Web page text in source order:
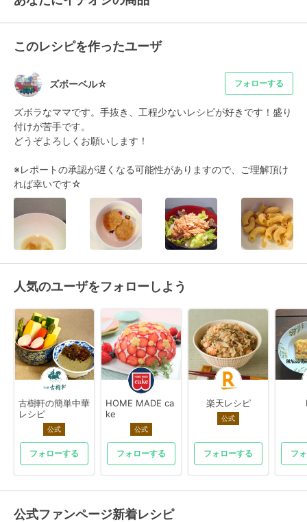
このレシピを作ったユーザ
ズボーベル☆ フォローする
ズボラなママです。手抜き、工程少ないレシピが好きです！盛り
付けが苦手です。
どうぞよろしくお願いします！
※レポートの承認が遅くなる可能性がありますので、ご理解頂け
れば幸いです☆
人気のユーザをフォローしよう
古樹軒の簡単中華
レシピ
公式
フォローする
HOME MADE ca
ke
公式
フォローする
楽天レシピ
公式
フォローする フ
公式ファンページ新着レシピ